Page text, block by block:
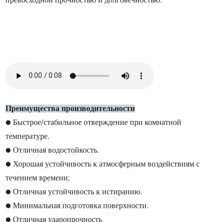
Преимущества производительности
● Быстрое/стабильное отверждение при комнатной
температуре.
● Отличная водостойкость.
● Хорошая устойчивость к атмосферным воздействиям с
течением времени;
● Отличная устойчивость к истиранию.
● Минимальная подготовка поверхности.
● Отличная ударопрочность